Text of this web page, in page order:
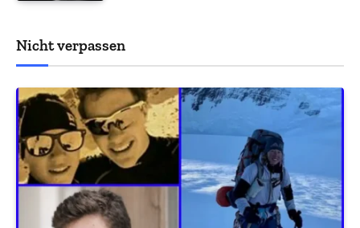
Nicht verpassen